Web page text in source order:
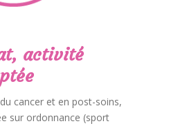
activité
cancer et en post-soins,
sur ordonnance (sport